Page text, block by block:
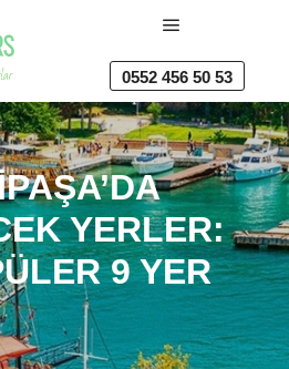
0552 456 50 53
YERLER:
9 YER